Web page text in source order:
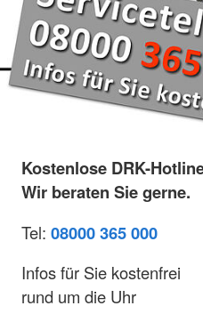
Kostenlose DRK-
Wir beraten Sie gerne.
Tel: 08000 365 000
Infos für Sie kostenfrei
rund um die Uhr